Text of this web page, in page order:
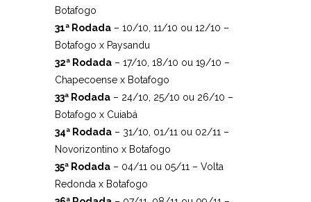
Botafogo
31ª Rodada – 10/10, 11/10 ou 12/10 –
Botafogo x Paysandu
32ª Rodada – 17/10, 18/10 ou 19/10 –
Chapecoense x Botafogo
33ª Rodada – 24/10, 25/10 ou 26/10 –
Botafogo x Cuiabá
34ª Rodada – 31/10, 01/11 ou 02/11 –
Novorizontino x Botafogo
35ª Rodada – 04/11 ou 05/11 – Volta
Redonda x Botafogo